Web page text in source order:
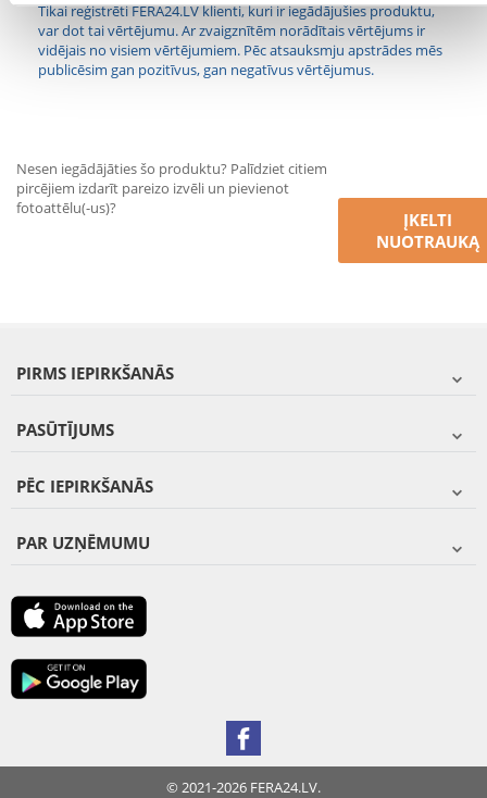
Tikai reģistrēti FERA24.LV klienti, kuri ir iegādājušies produktu,
var dot tai vērtējumu. Ar zvaigznītēm norādītais vērtējums ir
vidējais no visiem vērtējumiem. Pēc atsauksmju apstrādes mēs
publicēsim gan pozitīvus, gan negatīvus vērtējumus.
Nesen iegādājāties šo produktu? Palīdziet citiem
pircējiem izdarīt pareizo izvēli un pievienot
fotoattēlu(-us)?
ĮKELTI
NUOTRAUKĄ
PIRMS IEPIRKŠANĀS
PASŪTĪJUMS
PĒC IEPIRKŠANĀS
PAR UZŅĒMUMU
© 2021-2026 FERA24.LV.